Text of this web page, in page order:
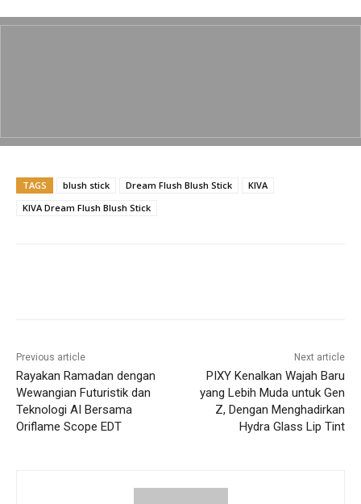
c
o
k
itt ai at
p
p
k
ar
TAGS blush stick Dream Flush Blush Stick
KIVA
KIVA Dream Flush Blush Stick
Previous article
Rayakan Ramadan dengan
Wewangian Futuristik dan
Teknologi AI Bersama
Oriflame Scope EDT
Next article
PIXY Kenalkan Wajah Baru
yang Lebih Muda untuk Gen
Z, Dengan Menghadirkan
Hydra Glass Lip Tint